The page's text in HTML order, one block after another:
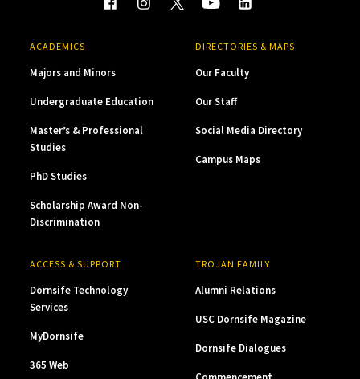
ACADEMICS
Majors and Minors
Undergraduate Education
Master’s & Professional
Studies
PhD Studies
Scholarship Award Non-
Discrimination
DIRECTORIES & MAPS
Our Faculty
Our Staff
Social Media Directory
Campus Maps
ACCESS & SUPPORT
Dornsife Technology
Services
MyDornsife
365 Web
TROJAN FAMILY
Alumni Relations
USC Dornsife Magazine
Dornsife Dialogues